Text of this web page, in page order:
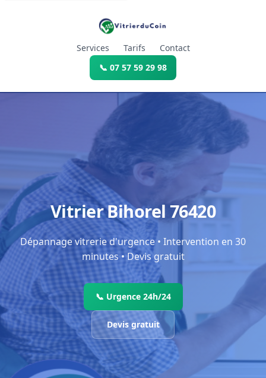
Services Tarifs
Contact
📞 07 57 59 29 98
Vitrier Bihorel 76420
Dépannage vitrerie d'urgence • Intervention en 30
minutes • Devis gratuit
📞 Urgence 24h/24
Devis gratuit